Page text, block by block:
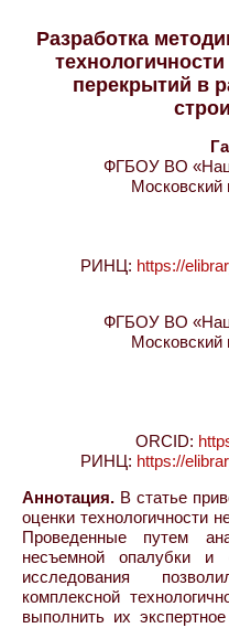
Разработка
перекрытий в
ФГБОУ ВО
Московский
РИНЦ: https://
ФГБОУ ВО
Московский
ORCID:
РИНЦ: https://
Аннотация. В статье
оценки технологичности
Проведенные путем
несъемной опалубки и
исследования
комплексной
выполнить их